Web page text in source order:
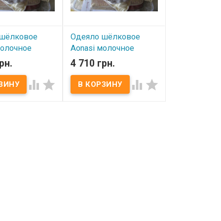
, вес 1,5 кг
Китай
 
Одеяло шёлковое
Aonasi молочное
200х220 см, вес 2 кг
В наличии
Одеяло шёлковое Aonasi
4 710 грн.
 